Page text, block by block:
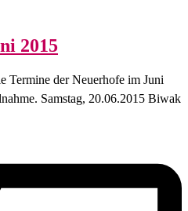
2015
Termine der Neuerhofe im Juni
Samstag, 20.06.2015 Biwak